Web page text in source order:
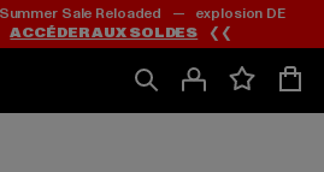
Passer
au
Passer
au
de
Sale Reloaded — explosion DE
ACCÉDER AUX SOLDES ❮❮
Passer
au
de